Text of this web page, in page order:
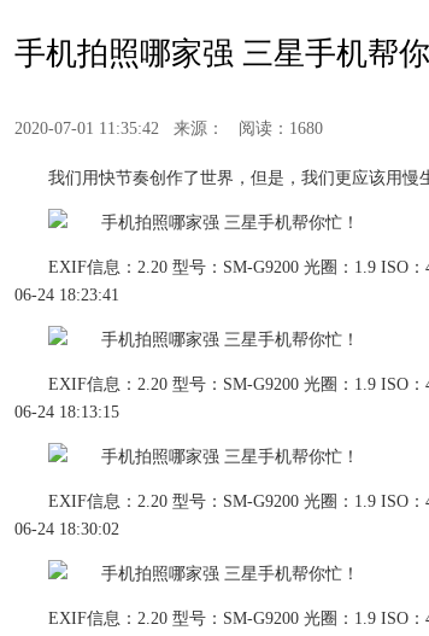
手机拍照哪家强 三星手机帮你
2020-07-01 11:35:42 来源： 阅读：1680
我们用快节奏创作了世界，但是，我们更应该用慢
EXIF信息：2.20 型号：SM-G9200 光圈：1.9 ISO
06-24 18:23:41
EXIF信息：2.20 型号：SM-G9200 光圈：1.9 ISO
06-24 18:13:15
EXIF信息：2.20 型号：SM-G9200 光圈：1.9 ISO
06-24 18:30:02
EXIF信息：2.20 型号：SM-G9200 光圈：1.9 ISO